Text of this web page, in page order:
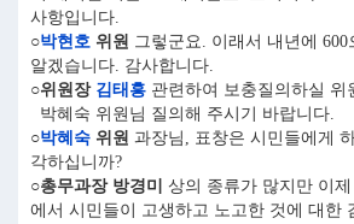
사항입니다.
○박현호 위원 그렇군요. 이래서 내년에
알겠습니다. 감사합니다.
○위원장 김태흥 관련하여 보충질의하실 위
박혜숙 위원님 질의해 주시기 바랍니다.
○박혜숙 위원 과장님, 표창은 시민들에게
각하십니까?
○총무과장 방경미
상의 종류가 많지만 이
에서 시민들이 고생하고 노고한 것에 대한